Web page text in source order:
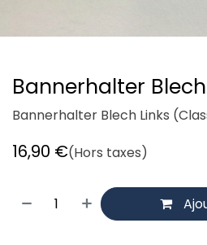
Bannerhalter
Bannerhalter Blech Links
16,90 €(Hors taxes)